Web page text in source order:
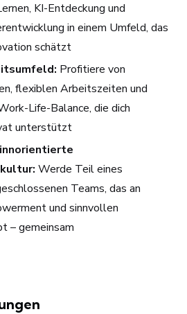
KI-Entdeckung und
in einem Umfeld, das
schätzt
Profitiere von
flexiblen Arbeitszeiten und
Life-Balance, die dich
unterstützt
Werde Teil eines
Teams, das an
und sinnvollen
– gemeinsam